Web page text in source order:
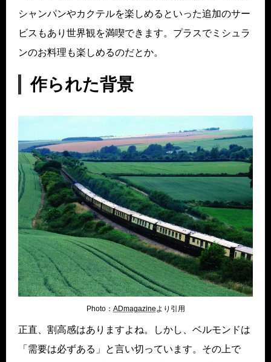
シャンパンやカクテルを楽しめるといった追加のサー
ビスもあり世界観を満喫できます。プラスでミシュラ
ンのお料理も楽しめるのだとか。
作られた背景
Photo： ADmagazine より引用
正直、割高感はありますよね。しかし、ベルモンドは
「需要は必ずある」と言い切っています。その上で